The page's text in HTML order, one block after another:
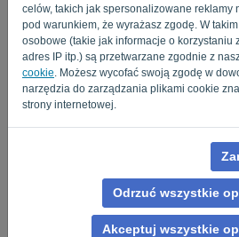
celów, takich jak spersonalizowane reklamy
pod warunkiem, że wyrażasz zgodę. W
osobowe (takie jak informacje o korzystaniu
adres IP itp.) są przetwarzane zgodnie z
cookie . Możesz wycofać swoją zgodę w
narzędzia do zarządzania plikami cookie
strony internetowej.
Odrzuć wszystkie
Akceptuj wszystkie
ZALOGUJ SIĘ